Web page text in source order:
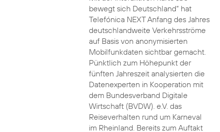
bewegt sich Deutschland“ hat
Telefónica NEXT Anfang des Jahres
deutschlandweite Verkehrsströme
auf Basis von anonymisierten
Mobilfunkdaten sichtbar gemacht.
Pünktlich zum Höhepunkt der
fünften Jahreszeit analysierten die
Datenexperten in Kooperation mit
dem Bundesverband Digitale
Wirtschaft (BVDW). e.V. das
Reiseverhalten rund um Karneval
im Rheinland. Bereits zum Auftakt